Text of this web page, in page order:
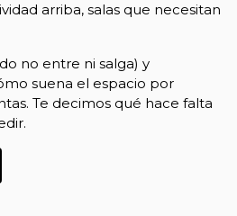
arriba, salas que necesitan
no entre ni salga) y
suena el espacio por
Te decimos qué hace falta